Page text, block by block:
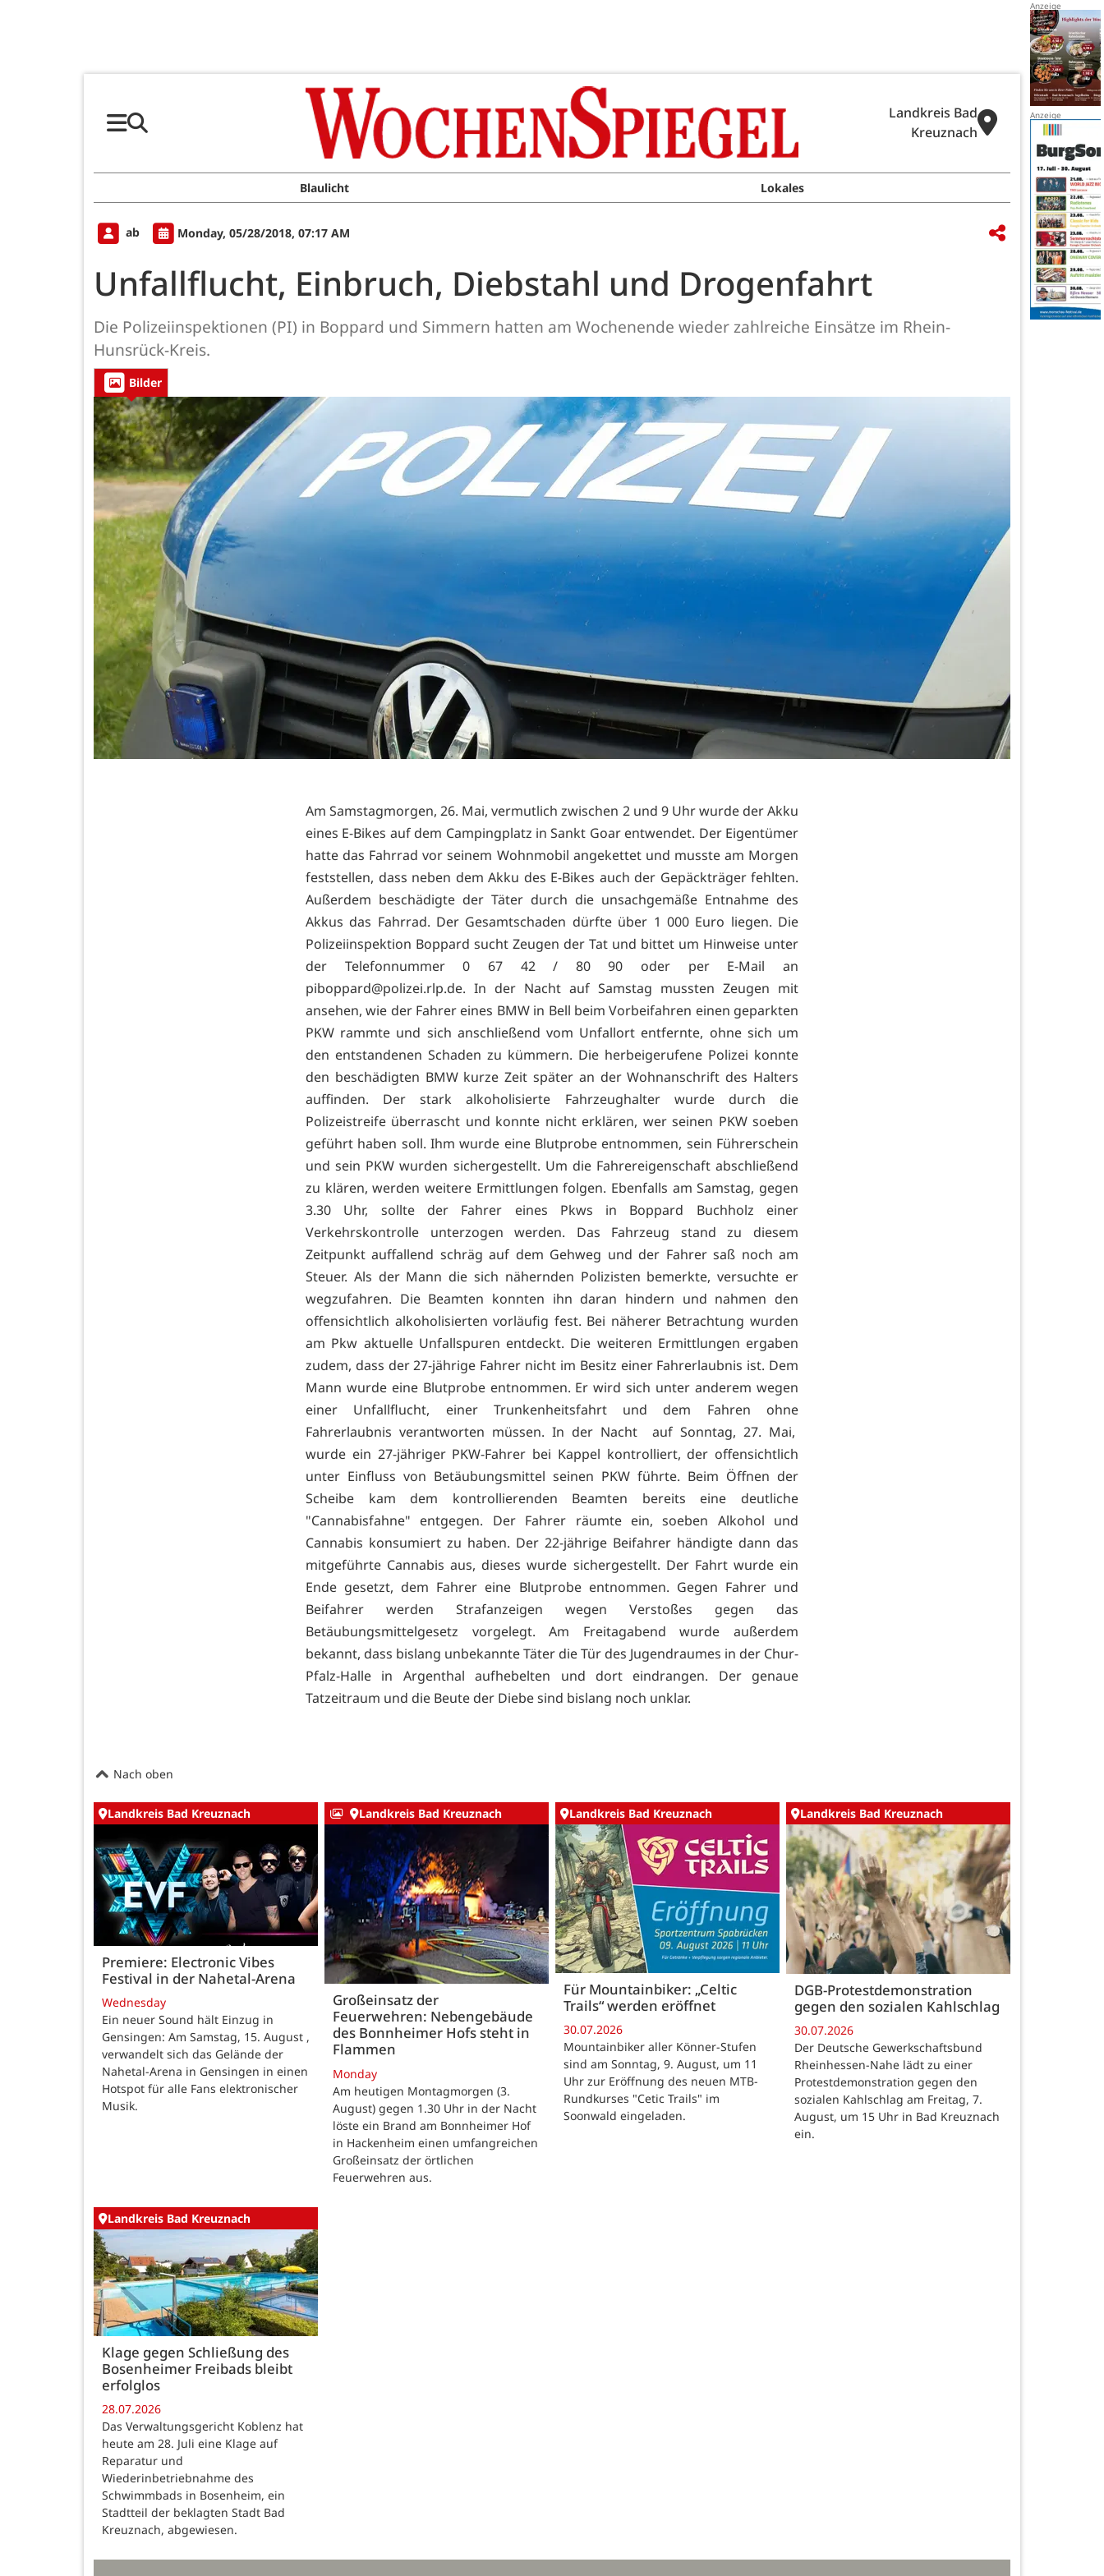
Landkreis Bad
Kreuznach
Blaulicht Lokales
ab Monday, 05/28/2018, 07:17 AM
Unfallflucht, Einbruch, Diebstahl und Drogenfahrt
Die Polizeiinspektionen (PI) in Boppard und Simmern hatten am Wochenende wieder zahlreiche Einsätze im Rhein-
Hunsrück-Kreis.
Bilder
Am Samstagmorgen, 26. Mai, vermutlich zwischen 2 und 9 Uhr wurde der Akku
eines E-Bikes auf dem Campingplatz in Sankt Goar entwendet. Der Eigentümer
hatte das Fahrrad vor seinem Wohnmobil angekettet und musste am Morgen
feststellen, dass neben dem Akku des E-Bikes auch der Gepäckträger fehlten.
Außerdem beschädigte der Täter durch die unsachgemäße Entnahme des
Akkus das Fahrrad. Der Gesamtschaden dürfte über 1 000 Euro liegen. Die
Polizeiinspektion Boppard sucht Zeugen der Tat und bittet um Hinweise unter
der Telefonnummer 0 67 42 / 80 90 oder per E-Mail an
piboppard@polizei.rlp.de. In der Nacht auf Samstag mussten Zeugen mit
ansehen, wie der Fahrer eines BMW in Bell beim Vorbeifahren einen geparkten
PKW rammte und sich anschließend vom Unfallort entfernte, ohne sich um
den entstandenen Schaden zu kümmern. Die herbeigerufene Polizei konnte
den beschädigten BMW kurze Zeit später an der Wohnanschrift des Halters
auffinden. Der stark alkoholisierte Fahrzeughalter wurde durch die
Polizeistreife überrascht und konnte nicht erklären, wer seinen PKW soeben
geführt haben soll. Ihm wurde eine Blutprobe entnommen, sein Führerschein
und sein PKW wurden sichergestellt. Um die Fahrereigenschaft abschließend
zu klären, werden weitere Ermittlungen folgen. Ebenfalls am Samstag, gegen
3.30 Uhr, sollte der Fahrer eines Pkws in Boppard Buchholz einer
Verkehrskontrolle unterzogen werden. Das Fahrzeug stand zu diesem
Zeitpunkt auffallend schräg auf dem Gehweg und der Fahrer saß noch am
Steuer. Als der Mann die sich nähernden Polizisten bemerkte, versuchte er
wegzufahren. Die Beamten konnten ihn daran hindern und nahmen den
offensichtlich alkoholisierten vorläufig fest. Bei näherer Betrachtung wurden
am Pkw aktuelle Unfallspuren entdeckt. Die weiteren Ermittlungen ergaben
zudem, dass der 27-jährige Fahrer nicht im Besitz einer Fahrerlaubnis ist. Dem
Mann wurde eine Blutprobe entnommen. Er wird sich unter anderem wegen
einer Unfallflucht, einer Trunkenheitsfahrt und dem Fahren ohne
Fahrerlaubnis verantworten müssen. In der Nacht auf Sonntag, 27. Mai,
wurde ein 27-jähriger PKW-Fahrer bei Kappel kontrolliert, der offensichtlich
unter Einfluss von Betäubungsmittel seinen PKW führte. Beim Öffnen der
Scheibe kam dem kontrollierenden Beamten bereits eine deutliche
"Cannabisfahne" entgegen. Der Fahrer räumte ein, soeben Alkohol und
Cannabis konsumiert zu haben. Der 22-jährige Beifahrer händigte dann das
mitgeführte Cannabis aus, dieses wurde sichergestellt. Der Fahrt wurde ein
Ende gesetzt, dem Fahrer eine Blutprobe entnommen. Gegen Fahrer und
Beifahrer werden Strafanzeigen wegen Verstoßes gegen das
Betäubungsmittelgesetz vorgelegt. Am Freitagabend wurde außerdem
bekannt, dass bislang unbekannte Täter die Tür des Jugendraumes in der Chur-
Pfalz-Halle in Argenthal aufhebelten und dort eindrangen. Der genaue
Tatzeitraum und die Beute der Diebe sind bislang noch unklar.
Nach oben
Landkreis Bad Kreuznach
Premiere: Electronic Vibes
Festival in der Nahetal-Arena
Wednesday
Ein neuer Sound hält Einzug in
Gensingen: Am Samstag, 15. August ,
verwandelt sich das Gelände der
Nahetal-Arena in Gensingen in einen
Hotspot für alle Fans elektronischer
Musik.
Landkreis Bad Kreuznach
Großeinsatz der
Feuerwehren: Nebengebäude
des Bonnheimer Hofs steht in
Flammen
Monday
Am heutigen Montagmorgen (3.
August) gegen 1.30 Uhr in der Nacht
löste ein Brand am Bonnheimer Hof
in Hackenheim einen umfangreichen
Großeinsatz der örtlichen
Feuerwehren aus.
Landkreis Bad Kreuznach
Für Mountainbiker: „Celtic
Trails“ werden eröffnet
30.07.2026
Mountainbiker aller Könner-Stufen
sind am Sonntag, 9. August, um 11
Uhr zur Eröffnung des neuen MTB-
Rundkurses "Cetic Trails" im
Soonwald eingeladen.
Landkreis Bad Kreuznach
DGB-Protestdemonstration
gegen den sozialen Kahlschlag
30.07.2026
Der Deutsche Gewerkschaftsbund
Rheinhessen-Nahe lädt zu einer
Protestdemonstration gegen den
sozialen Kahlschlag am Freitag, 7.
August, um 15 Uhr in Bad Kreuznach
ein.
Landkreis Bad Kreuznach
Klage gegen Schließung des
Bosenheimer Freibads bleibt
erfolglos
28.07.2026
Das Verwaltungsgericht Koblenz hat
heute am 28. Juli eine Klage auf
Reparatur und
Wiederinbetriebnahme des
Schwimmbads in Bosenheim, ein
Stadtteil der beklagten Stadt Bad
Kreuznach, abgewiesen.